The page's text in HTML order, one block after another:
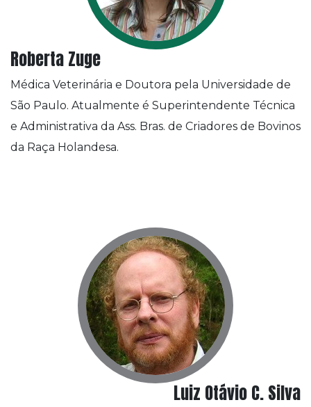
Roberta Zuge
Médica Veterinária e Doutora pela Universidade de
São Paulo. Atualmente é Superintendente Técnica
e Administrativa da Ass. Bras. de Criadores de Bovinos
da Raça Holandesa.
Luiz Otávio C. Silva